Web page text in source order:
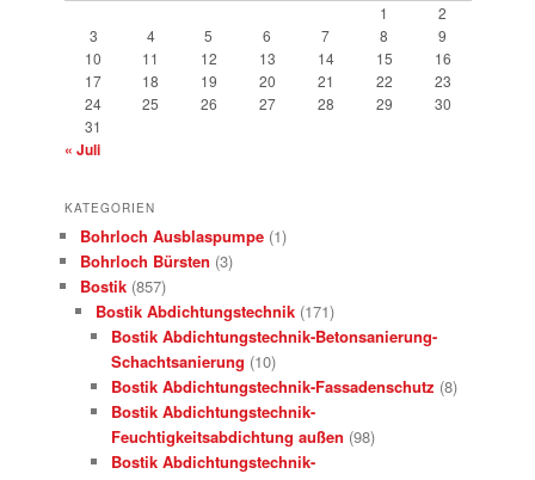
1
2
3
4 5 6 7 8
9
10
11 12 13 14 15
16
17
18 19 20 21 22
23
24
25 26 27 28 29
30
31
« Juli
KATEGORIEN
Bohrloch Ausblaspumpe (1)
Bohrloch Bürsten (3)
Bostik (857)
Bostik Abdichtungstechnik (171)
Bostik Abdichtungstechnik-Betonsanierung-
Schachtsanierung (10)
Bostik Abdichtungstechnik-Fassadenschutz (8)
Bostik Abdichtungstechnik-
Feuchtigkeitsabdichtung außen (98)
Bostik Abdichtungstechnik-